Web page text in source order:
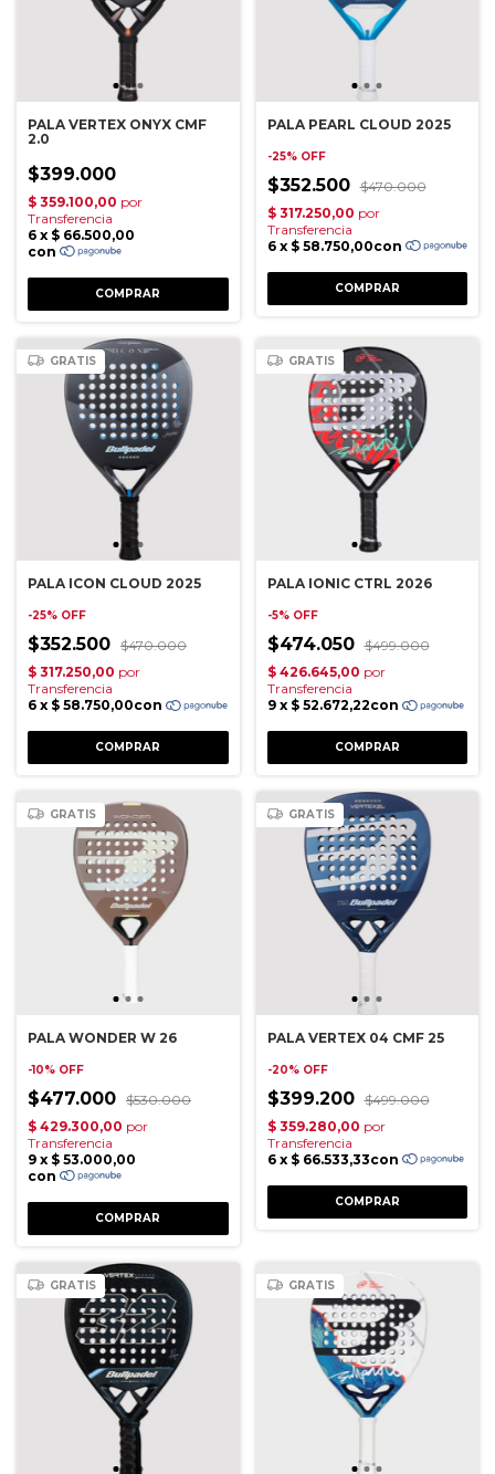
PALA VERTEX ONYX CMF
2.0
$399.000
PALA PEARL CLOUD 2025
-25% OFF
$352.500 $470.000
GRATIS
PALA ICON CLOUD 2025
-25% OFF
$352.500 $470.000
GRATIS
PALA IONIC CTRL 2026
-5% OFF
$474.050 $499.000
GRATIS
PALA WONDER W 26
-10% OFF
$477.000 $530.000
GRATIS
PALA VERTEX 04 CMF 25
-20% OFF
$399.200 $499.000
GRATIS GRATIS